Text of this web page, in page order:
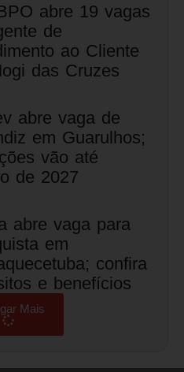
abre 19 vagas
de
ao Cliente
das Cruzes
abre vaga de
em Guarulhos;
vão até
de 2027
abre vaga para
em
confira
e benefícios
Mais